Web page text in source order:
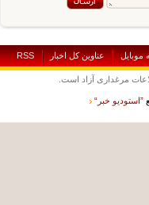
عناوين کل اخبار RSS
مرغداری آزاد است.
خبر“